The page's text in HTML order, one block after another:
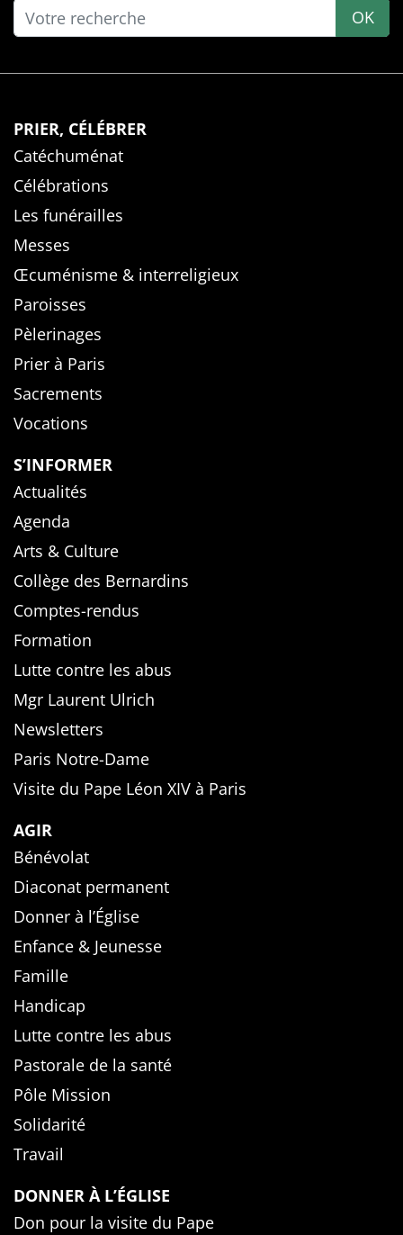
OK
PRIER, CÉLÉBRER
Catéchuménat
Célébrations
Les funérailles
Messes
Œcuménisme & interreligieux
Paroisses
Pèlerinages
Prier à Paris
Sacrements
Vocations
S’INFORMER
Actualités
Agenda
Arts & Culture
Collège des Bernardins
Comptes-rendus
Formation
Lutte contre les abus
Mgr Laurent Ulrich
Newsletters
Paris Notre-Dame
Visite du Pape Léon XIV à Paris
AGIR
Bénévolat
Diaconat permanent
Donner à l’Église
Enfance & Jeunesse
Famille
Handicap
Lutte contre les abus
Pastorale de la santé
Pôle Mission
Solidarité
Travail
DONNER À L’ÉGLISE
Don pour la visite du Pape